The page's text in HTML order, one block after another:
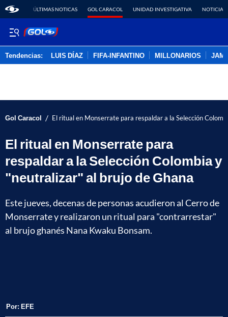
ÚLTIMAS NOTICAS GOL CARACOL UNIDAD INVESTIGATIVA NOTICIAS
Tendencias: LUIS DÍAZ FIFA-INFANTINO MILLONARIOS
Gol Caracol / El ritual en Monserrate para respaldar a la Selección
El ritual en Monserrate para
respaldar a la Selección Colombia y
"neutralizar" al brujo de Ghana
Este jueves, decenas de personas acudieron al Cerro de
Monserrate y realizaron un ritual para "contrarrestar"
al brujo ghanés Nana Kwaku Bonsam.
Por: EFE